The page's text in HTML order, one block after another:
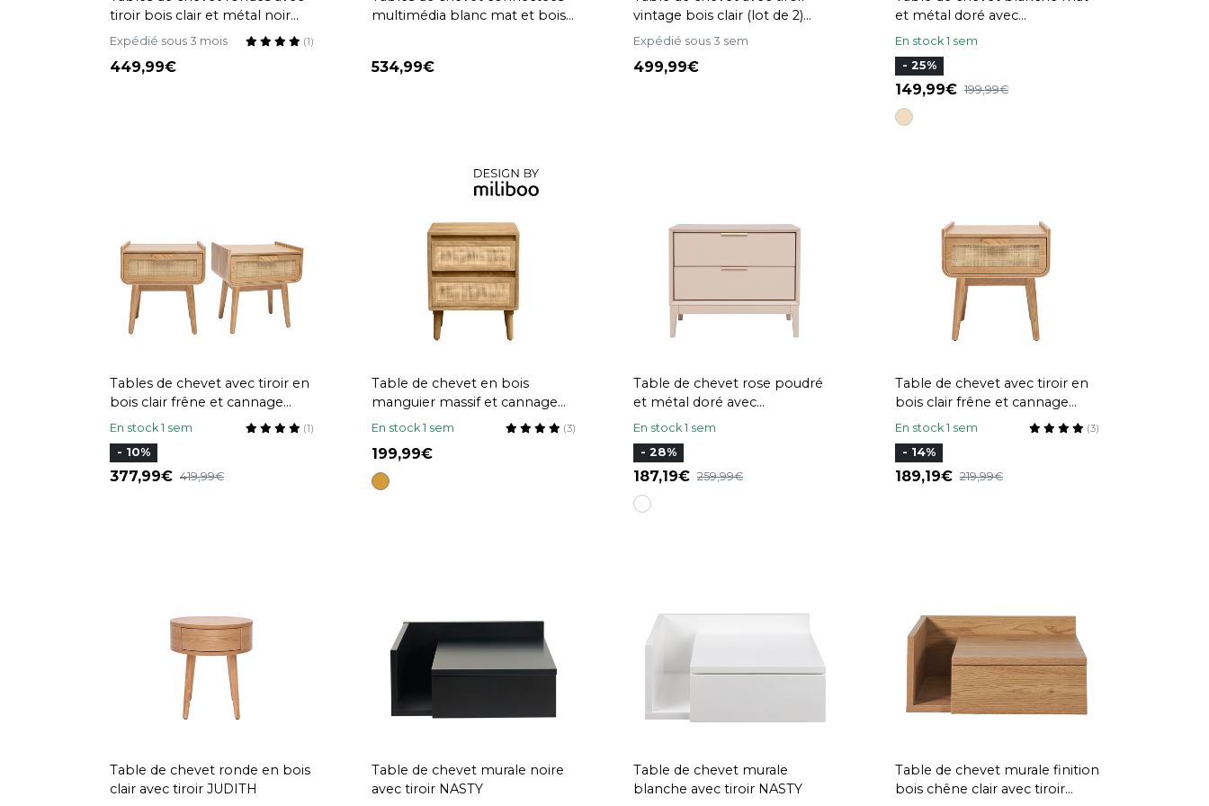
tiroir bois clair et métal noir
(lot de 2) KORAL
Expédié sous 3 mois (1)
449,99
multimédia blanc mat et bois
534,99
vintage bois clair (lot de 2)
BJORG
Expédié sous 3 sem
499,99
et métal doré avec
rangements GIANA
En stock 1 sem
- 25%
149,99 199,99
Tables de chevet avec tiroir en
bois clair frêne et cannage
rotin (lot de 2) ATHÈNE
En stock 1 sem (1)
- 10%
377,99 419,99
Table de chevet en bois
manguier massif et cannage
rotin avec rangements 2 tiroirs
En stock 1 sem (3)
199,99
Table de chevet rose poudré
et métal doré avec
rangements GIANA
En stock 1 sem
- 28%
187,19 259,99
Table de chevet avec tiroir en
bois clair frêne et cannage
rotin ATHÈNE
En stock 1 sem (3)
- 14%
189,19 219,99
Table de chevet ronde en bois
clair avec tiroir JUDITH
Table de chevet murale noire
avec tiroir NASTY
Table de chevet murale
blanche avec tiroir NASTY
Table de chevet murale finition
bois chêne clair avec tiroir